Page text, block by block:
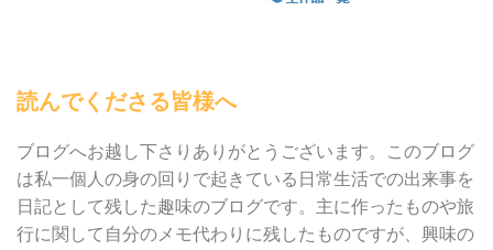
読んでくださる皆様へ
ブログへお越し下さりありがとうございます。このブログ
は私一個人の身の回りで起きている日常生活での出来事を
日記として残した趣味のブログです。主に作ったものや旅
行に関して自分のメモ代わりに残したものですが、興味の